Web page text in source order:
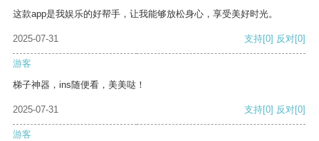
这款app是我娱乐的好帮手，让我能够放松身心，享受美好时光。
2025-07-31 支持[0] 反对[0]
游客
梯子神器，ins随便看，美美哒！
2025-07-31 支持[0] 反对[0]
游客